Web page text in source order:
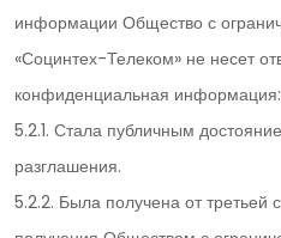
информации Общество с
«Социнтех-Телеком» не несет
конфиденциальная информация:
5.2.1. Стала публичным
разглашения.
5.2.2. Была получена от третьей